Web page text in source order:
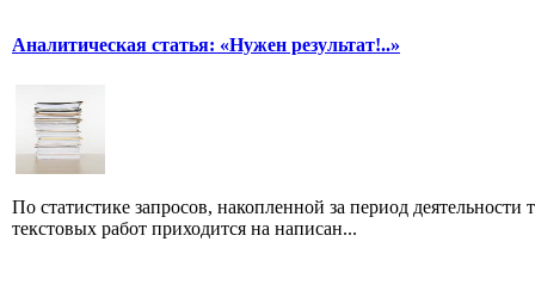
Аналитическая статья: «Нужен результат!..»
По статистике запросов, накопленной за период
текстовых работ приходится на написан...